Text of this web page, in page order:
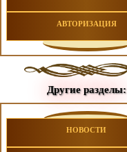
АВТОРИЗАЦИЯ
Другие разделы:
НОВОСТИ